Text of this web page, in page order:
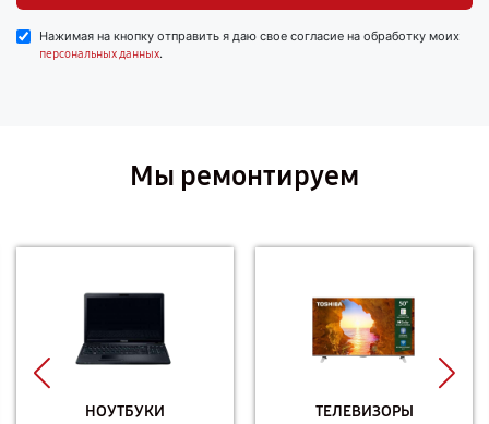
Нажимая на кнопку отправить я даю свое согласие на обработку моих
персональных данных.
Мы ремонтируем
НОУТБУКИ ТЕЛЕВИЗОРЫ